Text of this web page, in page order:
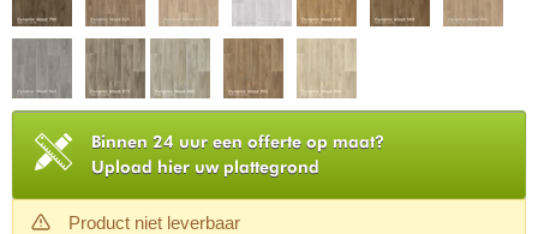
Binnen 24 uur een offerte op maat?
Upload hier uw plattegrond
Product niet leverbaar